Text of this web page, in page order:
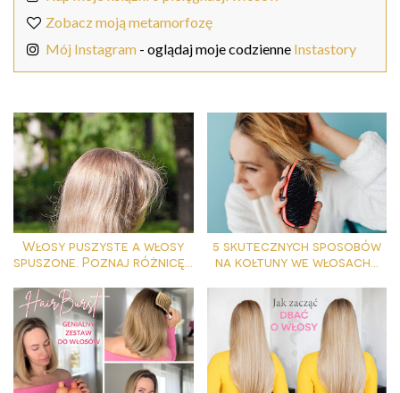
Zobacz moją metamorfozę
Mój Instagram - oglądaj moje codzienne Instastory
Włosy puszyste a włosy
spuszone. Poznaj różnicę...
5 skutecznych sposobów
na kołtuny we włosach...